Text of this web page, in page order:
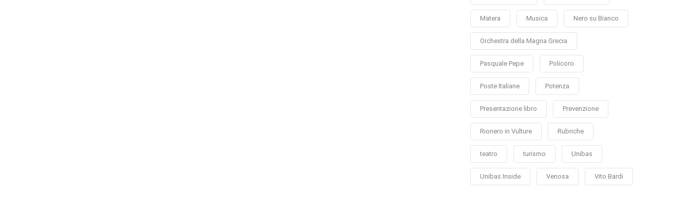
Matera Musica Nero su Bianco
Orchestra della Magna Grecia
Pasquale Pepe Policoro
Poste Italiane Potenza
Presentazione libro Prevenzione
Rionero in Vulture Rubriche
teatro turismo Unibas
Unibas Inside Venosa Vito Bardi